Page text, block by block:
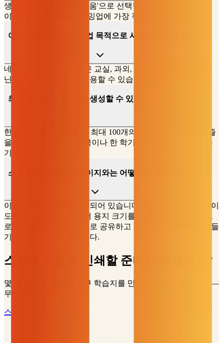
생성기에서 난이도를 '쉬움'으로 선택한 뒤 인쇄하세요. 어린
이, 초보자, 짧은 일일 워밍업에 가장 적합한 시작점입니다.
이 퍼즐을 교실이나 사업 목적으로 사용해도 되나요?
네! 인쇄한 스도쿠 퍼즐은 교실, 과외, 활동지 등 재판매가 아
닌 용도라면 자유롭게 사용할 수 있습니다.
최대 몇 개까지 한 번에 생성할 수 있나요?
한 번의 PDF 다운로드로 최대 100개의 서로 다른 스도쿠 퍼즐
을 생성할 수 있어 퍼즐북이나 한 학기 분량의 학습지를 만들
기에 적합합니다.
스도쿠 퍼즐 만들기 페이지와는 어떻게 다른가요?
이 페이지는 인쇄에 특화되어 있습니다 — 기본값이 쉬움 난이
도이고, 대량 생성과 여러 용지 크기를 지원합니다. 온라인으
로도 퍼즐을 풀거나 링크로 공유하고 싶다면 스도쿠 퍼즐 만들
기 페이지가 더 적합합니다.
스도쿠 퍼즐을 인쇄할 준비가 되셨나요?
몇 분 만에 인쇄용 스도쿠 학습지를 만들고 다운로드하세요 —
무료입니다!
스도쿠 인쇄하기